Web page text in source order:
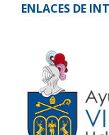
Ir al contenido
ENLACES DE